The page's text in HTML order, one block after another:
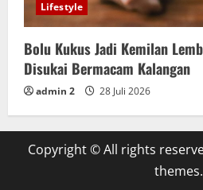
Lifestyle
Bolu Kukus Jadi Kemilan
Disukai Bermacam Kalangan
admin 2 28 Juli 2026
Copyright © All rights
themes.